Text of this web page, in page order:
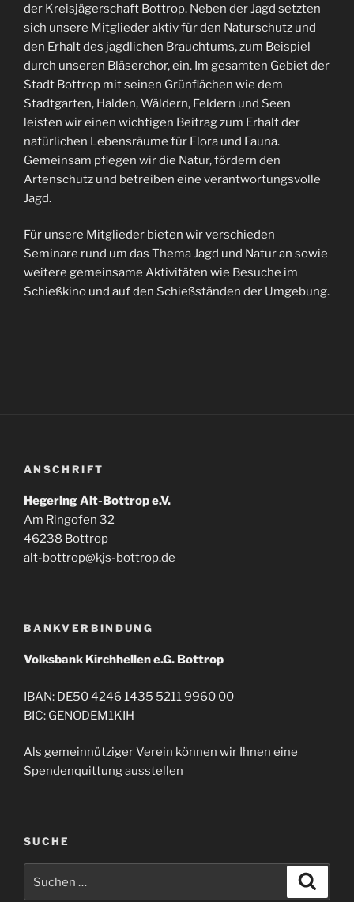
der Kreisjägerschaft Bottrop. Neben der Jagd setzten
sich unsere Mitglieder aktiv für den Naturschutz und
den Erhalt des jagdlichen Brauchtums, zum Beispiel
durch unseren Bläserchor, ein. Im gesamten Gebiet der
Stadt Bottrop mit seinen Grünflächen wie dem
Stadtgarten, Halden, Wäldern, Feldern und Seen
leisten wir einen wichtigen Beitrag zum Erhalt der
natürlichen Lebensräume für Flora und Fauna.
Gemeinsam pflegen wir die Natur, fördern den
Artenschutz und betreiben eine verantwortungsvolle
Jagd.
Für unsere Mitglieder bieten wir verschieden
Seminare rund um das Thema Jagd und Natur an sowie
weitere gemeinsame Aktivitäten wie Besuche im
Schießkino und auf den Schießständen der Umgebung.
ANSCHRIFT
Hegering Alt-Bottrop e.V.
Am Ringofen 32
46238 Bottrop
alt-bottrop@kjs-bottrop.de
BANKVERBINDUNG
Volksbank Kirchhellen e.G. Bottrop
IBAN: DE50 4246 1435 5211 9960 00
BIC: GENODEM1KIH
Als gemeinnütziger Verein können wir Ihnen eine
Spendenquittung ausstellen
SUCHE
nach: